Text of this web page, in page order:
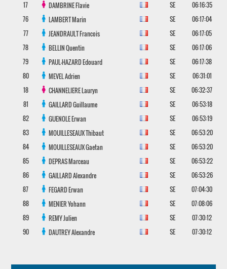
17
DAMBRINEFlavie SE
06:16:35
76
LAMBERTMarin SE
06:17:04
77
JEANDRAULTFrancois SE
06:17:05
78
BELLINQuentin SE
06:17:06
79
PAUL-HAZARDEdouard SE
06:17:38
80
MEVELAdrien SE
06:31:01
18
CHANNELIERELauryn SE
06:32:37
81
GAILLARDGuillaume SE
06:53:18
82
GUENOLEErwan SE
06:53:19
83
MOUILLESEAUXThibaut SE
06:53:20
84
MOUILLESEAUXGaetan SE
06:53:20
85
DEPRASMarceau SE
06:53:22
86
GAILLARDAlexandre SE
06:53:26
87
FEGARDErwan SE
07:04:30
88
MENIERYohann SE
07:08:06
89
REMYJulien SE
07:30:12
90
DAUTREYAlexandre SE 07:30:12